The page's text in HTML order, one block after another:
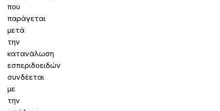
που
παράγεται
μετά
την
κατανάλωση
εσπεριδοειδών
συνδέεται
με
την